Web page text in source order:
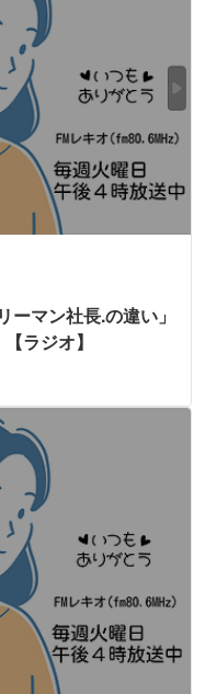
ーマン社長.の違い」
ラジオ】